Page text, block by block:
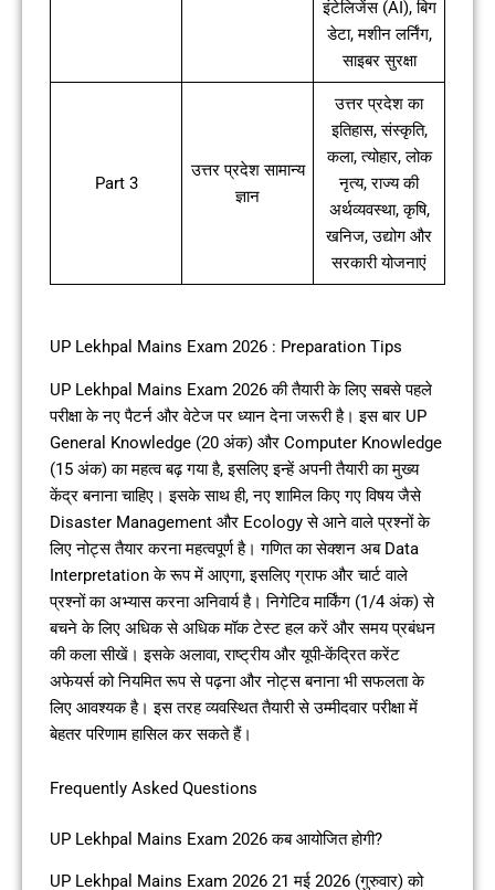
इंटेलिजेंस (AI), बिग
डेटा, मशीन लर्निंग,
साइबर सुरक्षा
Part 3
उत्तर प्रदेश सामान्य
ज्ञान
उत्तर प्रदेश का
इतिहास, संस्कृति,
कला, त्योहार, लोक
नृत्य, राज्य की
अर्थव्यवस्था, कृषि,
खनिज, उद्योग और
सरकारी योजनाएं
UP Lekhpal Mains Exam 2026 : Preparation Tips
UP Lekhpal Mains Exam 2026 की तैयारी के लिए सबसे पहले
परीक्षा के नए पैटर्न और वेटेज पर ध्यान देना जरूरी है। इस बार UP
General Knowledge (20 अंक) और Computer Knowledge
(15 अंक) का महत्व बढ़ गया है, इसलिए इन्हें अपनी तैयारी का मुख्य
केंद्र बनाना चाहिए। इसके साथ ही, नए शामिल किए गए विषय जैसे
Disaster Management और Ecology से आने वाले प्रश्नों के
लिए नोट्स तैयार करना महत्वपूर्ण है। गणित का सेक्शन अब Data
Interpretation के रूप में आएगा, इसलिए ग्राफ और चार्ट वाले
प्रश्नों का अभ्यास करना अनिवार्य है। निगेटिव मार्किंग (1/4 अंक) से
बचने के लिए अधिक से अधिक मॉक टेस्ट हल करें और समय प्रबंधन
की कला सीखें। इसके अलावा, राष्ट्रीय और यूपी-केंद्रित करेंट
अफेयर्स को नियमित रूप से पढ़ना और नोट्स बनाना भी सफलता के
लिए आवश्यक है। इस तरह व्यवस्थित तैयारी से उम्मीदवार परीक्षा में
बेहतर परिणाम हासिल कर सकते हैं।
Frequently Asked Questions
UP Lekhpal Mains Exam 2026 कब आयोजित होगी?
UP Lekhpal Mains Exam 2026 21 मई 2026 (गुरुवार) को